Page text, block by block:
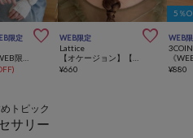
限定 
【新色追加!/WEB限定】シアーリブVネックカーディガン
)
WEB限定 
Lattice
【オケージョン】【WEB限定/人気の為再入荷】パールビジューバレッタ
¥660
5％
WEB
¥880
トピック
サリー